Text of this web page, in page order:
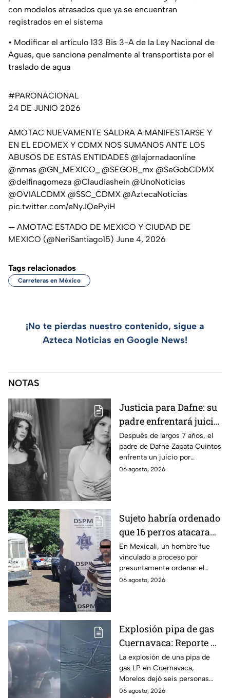
con modelos atrasados que ya se encuentran
registrados en el sistema
• Modificar el artículo 133 Bis 3-A de la Ley Nacional de
Aguas, que sanciona penalmente al transportista por el
traslado de agua
#PARONACIONAL
24 DE JUNIO 2026
AMOTAC NUEVAMENTE SALDRA A MANIFESTARSE Y
EN EL EDOMEX Y CDMX NOS SUMANOS ANTE LOS
ABUSOS DE ESTAS ENTIDADES @lajornadaonline
@nmas @GN_MEXICO_ @SEGOB_mx @SeGobCDMX
@delfinagomeza @Claudiashein @UnoNoticias
@OVIALCDMX @SSC_CDMX @AztecaNoticias
pic.twitter.com/eNyJQePyiH
— AMOTAC ESTADO DE MEXICO Y CIUDAD DE
MEXICO (@NeriSantiago15) June 4, 2026
Tags relacionados
Carreteras en México
¡No te pierdas nuestro contenido, sigue a
Azteca Noticias en Google News!
NOTAS
Justicia para Dafne: su
padre enfrentará juicio
por presunto abuso
cometido en 2019 en
Tamaulipas
Después de largos 7 años, el
padre de Dafne Zapata Quintos
enfrenta un juicio por
presuntamente abusar de la
06 agosto, 2026
Sujeto habría ordenado
que 16 perros atacaran
a su hermana con
discapacidad en
Mexicali, BC
En Mexicali, un hombre fue
vinculado a proceso por
presuntamente ordenar el
ataque de 16 perros contra su
06 agosto, 2026
Explosión pipa de gas
Cuernavaca: Reporte de
víctimas tras estallido
en Morelos
La explosión de una pipa de
gas LP en Cuernavaca,
Morelos dejó seis personas
hospitalizadas. IMSS informó
06 agosto, 2026